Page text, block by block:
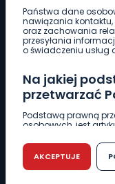
Państwa dane
nawiązania kontaktu,
oraz zachowania
przesyłania
o świadczeniu usług
Na jakiej
przetwarzać
Podstawą prawną
osobowych, jest
r. w sprawie ochrony
przetwarzaniem
swobodnego
dyrektywy 95/46/WE
AKCEPTUJE
REDAKCJA
62 735 22 22
DZIAŁ REKLAMY
62 735 01 85
WIADOMOŚCI
CIEKAWOSTKI